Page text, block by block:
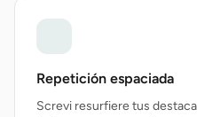
Repetición espaciada
Screvi resurfiere tus